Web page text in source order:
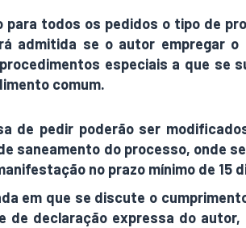
para todos os pedidos o tipo de
admitida se o autor empregar
especiais a que se
comum.
de pedir poderão ser
saneamento do processo, onde
no prazo mínimo de
em que se discute o
de declaração expressa do